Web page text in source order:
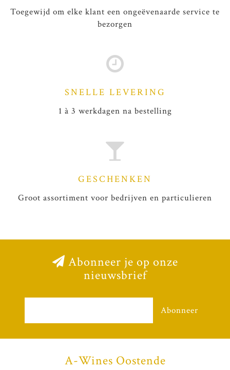
Toegewijd om elke klant een ongeëvenaarde service te
bezorgen
SNELLE LEVERING
1 à 3 werkdagen na bestelling
GESCHENKEN
Groot assortiment voor bedrijven en particulieren
Abonneer je op onze
nieuwsbrief
Abonneer
A-Wines Oostende